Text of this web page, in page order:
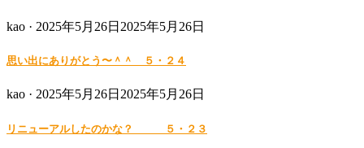
kao · Posted
2025年5月26日 2025年5月26日
思い出にありがとう〜＾＾ ５・２４
kao · Posted
2025年5月26日 2025年5月26日
リニューアルしたのかな？ ５・２３